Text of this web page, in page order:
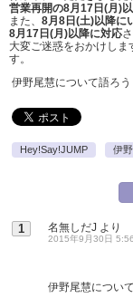
営業再開の8月17日(月)
また、 8月8日(土)以降に
8月17日(月)以降に対応
大変ご迷惑をおかけしま
す。
伊野尾慧について語ろう
Hey!Say!JUMP 伊
1 名無しだJ より
2015年9月30日
伊野尾慧につい